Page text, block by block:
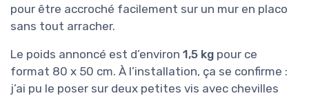
pour être accroché facilement sur un mur en placo
sans tout arracher.
Le poids annoncé est d’environ 1,5 kg pour ce
format 80 x 50 cm. À l’installation, ça se confirme :
j’ai pu le poser sur deux petites vis avec chevilles